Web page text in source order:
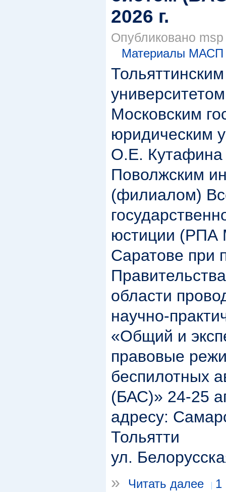
2026 г.
Опубликовано
Материалы МАСП
Московским
юридическим
О.Е.
Поволжским
(филиалом)
юстиции (РПА
Саратове при
области
«Общий и
правовые
беспилотных
(БАС)» 24-25
адресу:
Тольятти
ул.
»
Читать далее 1